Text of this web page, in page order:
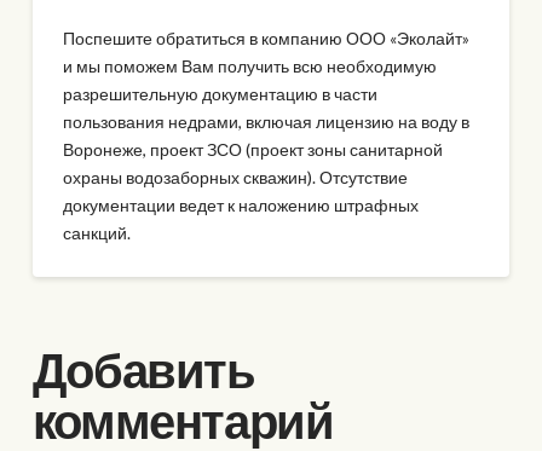
Поспешите обратиться в компанию ООО «Эколайт»
и мы поможем Вам получить всю необходимую
разрешительную документацию в части
пользования недрами, включая лицензию на воду в
Воронеже, проект ЗСО (проект зоны санитарной
охраны водозаборных скважин). Отсутствие
документации ведет к наложению штрафных
санкций.
Добавить
комментарий